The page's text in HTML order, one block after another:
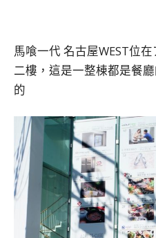
馬喰一代 名古屋WEST位
二樓，這是一整棟都是餐
的